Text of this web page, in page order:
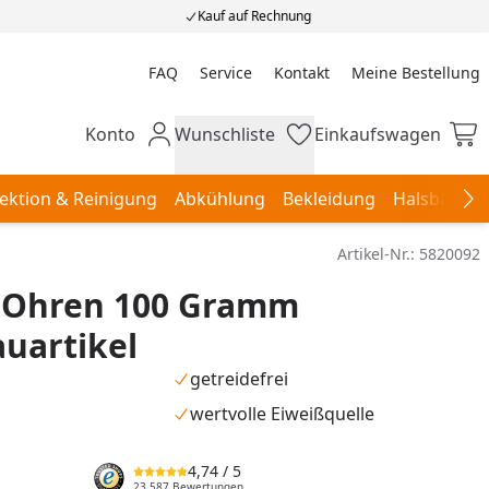
Kauf auf Rechnung
FAQ Service Kontakt Meine Bestellung
Meine Bestellung
Mein Konto
Konto Wunschliste
Wunschliste Einkaufswagen
Einkaufswagen
& Reinigung Abkühlung Bekleidung
Artikel-Nr.: 5820092
100 Gramm
getreidefrei
wertvolle Eiweißquelle
4,74 / 5